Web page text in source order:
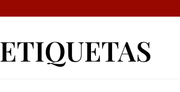
ETIQUETAS